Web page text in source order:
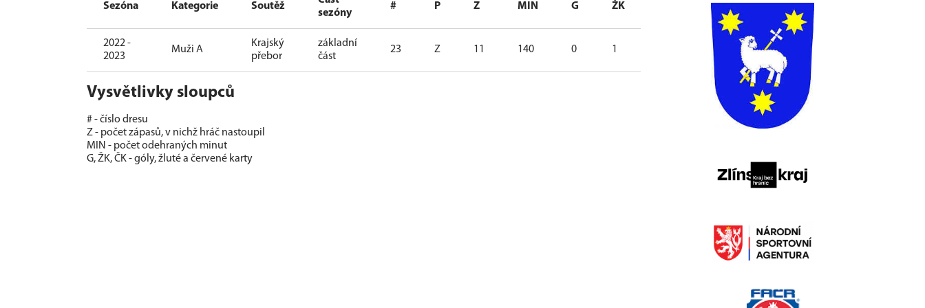
Sezóna Kategorie Soutěž
sezóny
# P Z MIN G ŽK
2022 -
2023
Muži A
Krajský
přebor
základní
část
23 Z 11 140 0 1
Vysvětlivky sloupců
# - číslo dresu
Z - počet zápasů, v nichž hráč nastoupil
MIN - počet odehraných minut
G, ŽK, ČK - góly, žluté a červené karty